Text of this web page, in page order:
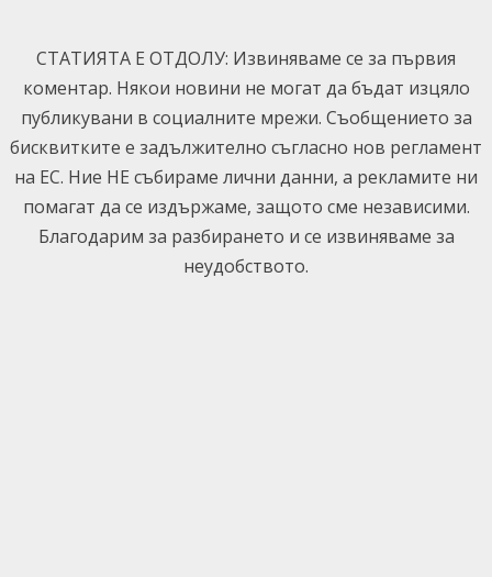
content
СТАТИЯТА Е ОТДОЛУ: Извиняваме се за първия
коментар. Някои новини не могат да бъдат изцяло
публикувани в социалните мрежи. Съобщението за
бисквитките е задължително съгласно нов регламент
на ЕС. Ние НЕ събираме лични данни, а рекламите ни
помагат да се издържаме, защото сме независими.
Благодарим за разбирането и се извиняваме за
неудобството.